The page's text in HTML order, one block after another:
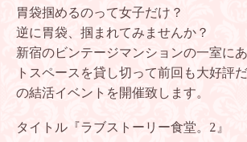
胃袋掴めるのって女子だけ？
逆に胃袋、掴まれてみませんか？
新宿のビンテージマンションの一室に
トスペースを貸し切って前回も大好評
の結活イベントを開催致します。
タイトル『ラブストーリー食堂。2』